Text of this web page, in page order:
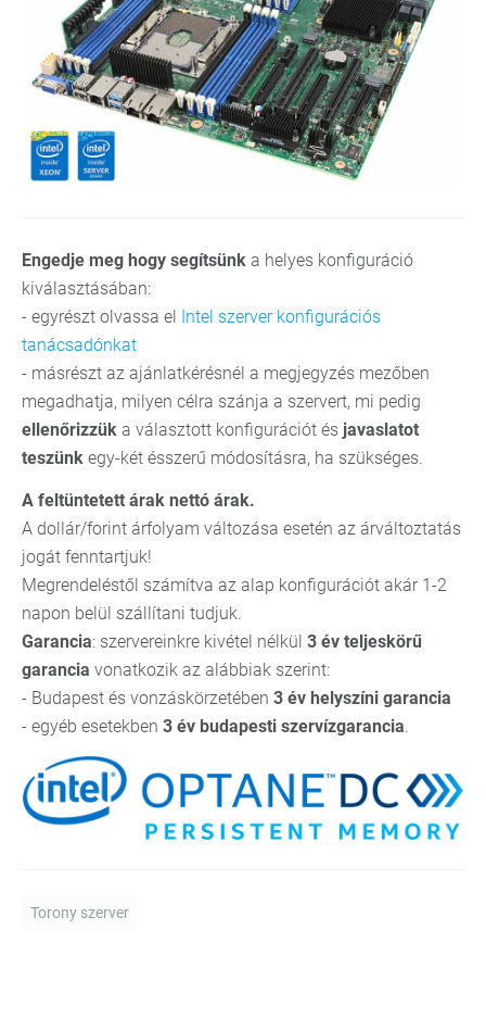
Engedje meg hogy segítsünk a helyes konfiguráció
kiválasztásában:
- egyrészt olvassa el
Intel szerver konfigurációs
tanácsadónkat
- másrészt az ajánlatkérésnél a megjegyzés mezőben
megadhatja, milyen célra szánja a szervert, mi pedig
ellenőrizzük a választott konfigurációt és javaslatot
teszünk egy-két ésszerű módosításra, ha szükséges.
A feltüntetett árak nettó árak.
A dollár/forint árfolyam változása esetén az árváltoztatás
jogát fenntartjuk!
Megrendeléstől számítva az alap konfigurációt akár 1-2
napon belül szállítani tudjuk.
Garancia: szervereinkre kivétel nélkül 3 év teljeskörű
garancia vonatkozik az alábbiak szerint:
- Budapest és vonzáskörzetében 3 év helyszíni garancia
- egyéb esetekben 3 év budapesti szervízgarancia.
Torony szerver